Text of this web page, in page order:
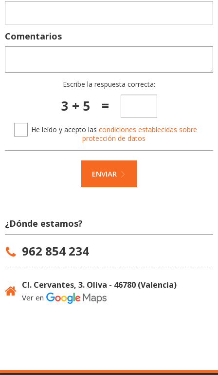
Comentarios
Escribe la respuesta correcta:
3 + 5 =
He leído y acepto las condiciones establecidas sobre
protección de datos
ENVIAR
¿Dónde estamos?
962 854 234
Cl. Cervantes, 3. Oliva - 46780 (Valencia)
Ver en